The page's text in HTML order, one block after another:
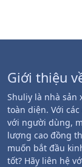
Giới thiệu
Shuliy là nhà sản
toàn diện. Với
với người dùng,
lượng cao đồng
muốn bắt đầu
tốt? Hãy liên hệ